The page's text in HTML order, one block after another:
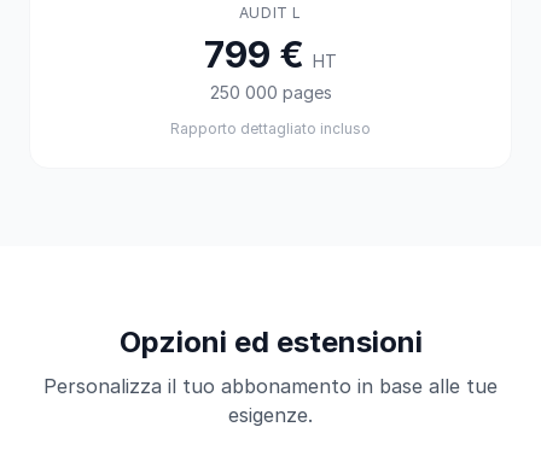
AUDIT L
799 € HT
250 000 pages
Rapporto dettagliato incluso
Opzioni ed estensioni
Personalizza il tuo abbonamento in base alle tue
esigenze.